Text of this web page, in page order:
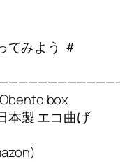
てみよう ＃
box
本製 エコ曲げ